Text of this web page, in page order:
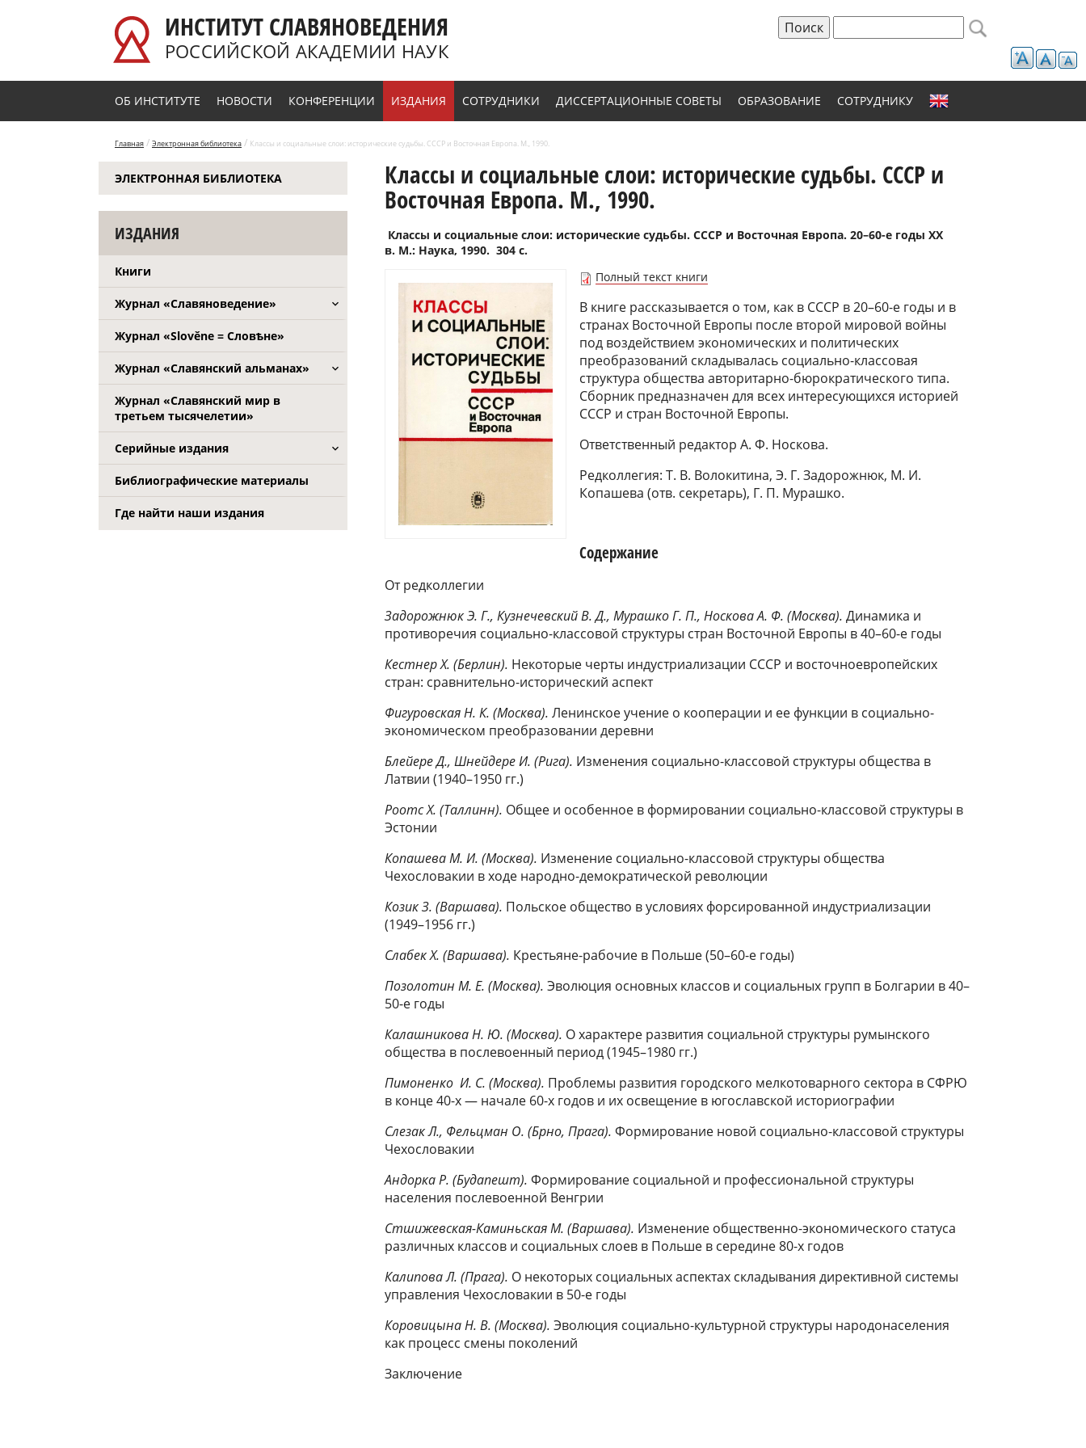
ИНСТИТУТ СЛАВЯНОВЕДЕНИЯ
РОССИЙСКОЙ АКАДЕМИИ НАУК Форма поиска
ОБ ИНСТИТУТЕ НОВОСТИ КОНФЕРЕНЦИИ ИЗДАНИЯ СОТРУДНИКИ ДИССЕРТАЦИОННЫЕ СОВЕТЫ ОБРАЗОВАНИЕ СОТРУДНИКУ
Главная / Электронная библиотека / Классы и социальные слои: исторические судьбы. СССР и Восточная Европа. М., 1990.
ЭЛЕКТРОННАЯ БИБЛИОТЕКА
ИЗДАНИЯ
Книги
Журнал «Славяноведение»
Журнал «Slověne = Словѣне»
Журнал «Славянский альманах»
Журнал «Славянский мир в
третьем тысячелетии»
Серийные издания
Библиографические материалы
Где найти наши издания
Классы и социальные слои: исторические судьбы. СССР и
Восточная Европа. М., 1990.
Классы и социальные слои: исторические судьбы. СССР и Восточная Европа. 20–60-е годы XX
в. М.: Наука, 1990. 304 с.
Полный текст книги
В книге рассказывается о том, как в СССР в 20–60-е годы и в
странах Восточной Европы после второй мировой войны
под воздействием экономических и политических
преобразований складывалась социально-классовая
структура общества авторитарно-бюрократического типа.
Сборник предназначен для всех интересующихся историей
СССР и стран Восточной Европы.
Ответственный редактор А. Ф. Носкова.
Редколлегия: Т. В. Волокитина, Э. Г. Задорожнюк, М. И.
Копашева (отв. секретарь), Г. П. Мурашко.
Содержание
От редколлегии
Задорожнюк Э. Г., Кузнечевский В. Д., Мурашко Г. П., Носкова А. Ф. (Москва). Динамика и
противоречия социально-классовой структуры стран Восточной Европы в 40–60-е годы
Кестнер Х. (Берлин). Некоторые черты индустриализации СССР и восточноевропейских
стран: сравнительно-исторический аспект
Фигуровская Н. К. (Москва). Ленинское учение о кооперации и ее функции в социально-
экономическом преобразовании деревни
Блейере Д., Шнейдере И. (Рига). Изменения социально-классовой структуры общества в
Латвии (1940–1950 гг.)
Роотс Х. (Таллинн). Общее и особенное в формировании социально-классовой структуры в
Эстонии
Копашева М. И. (Москва). Изменение социально-классовой структуры общества
Чехословакии в ходе народно-демократической революции
Козик З. (Варшава). Польское общество в условиях форсированной индустриализации
(1949–1956 гг.)
Слабек Х. (Варшава). Крестьяне-рабочие в Польше (50–60-е годы)
Позолотин М. Е. (Москва). Эволюция основных классов и социальных групп в Болгарии в 40–
50-е годы
Калашникова Н. Ю. (Москва). О характере развития социальной структуры румынского
общества в послевоенный период (1945–1980 гг.)
Пимоненко И. С. (Москва). Проблемы развития городского мелкотоварного сектора в СФРЮ
в конце 40-х — начале 60-х годов и их освещение в югославской историографии
Слезак Л., Фельцман О. (Брно, Прага). Формирование новой социально-классовой структуры
Чехословакии
Андорка Р. (Будапешт). Формирование социальной и профессиональной структуры
населения послевоенной Венгрии
Стшижевская-Каминьская М. (Варшава). Изменение общественно-экономического статуса
различных классов и социальных слоев в Польше в середине 80-х годов
Калипова Л. (Прага). О некоторых социальных аспектах складывания директивной системы
управления Чехословакии в 50-е годы
Коровицына Н. В. (Москва). Эволюция социально-культурной структуры народонаселения
как процесс смены поколений
Заключение